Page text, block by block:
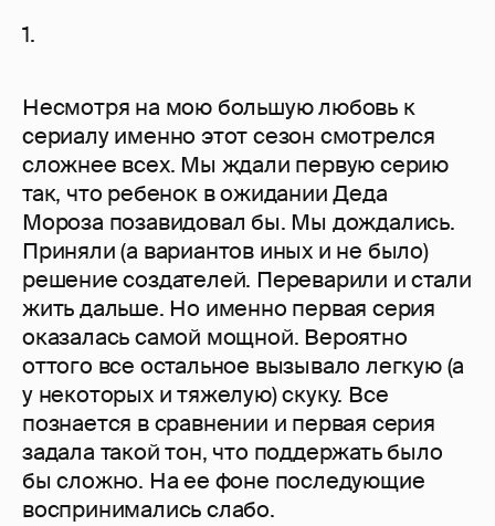
1.
Несмотря на мою большую любовь к
сериалу именно этот сезон смотрелся
сложнее всех. Мы ждали первую серию
так, что ребенок в ожидании Деда
Мороза позавидовал бы. Мы дождались.
Приняли (а вариантов иных и не было)
решение создателей. Переварили и стали
жить дальше. Но именно первая серия
оказалась самой мощной. Вероятно
оттого все остальное вызывало легкую (а
у некоторых и тяжелую) скуку. Все
познается в сравнении и первая серия
задала такой тон, что поддержать было
бы сложно. На ее фоне последующие
воспринимались слабо.